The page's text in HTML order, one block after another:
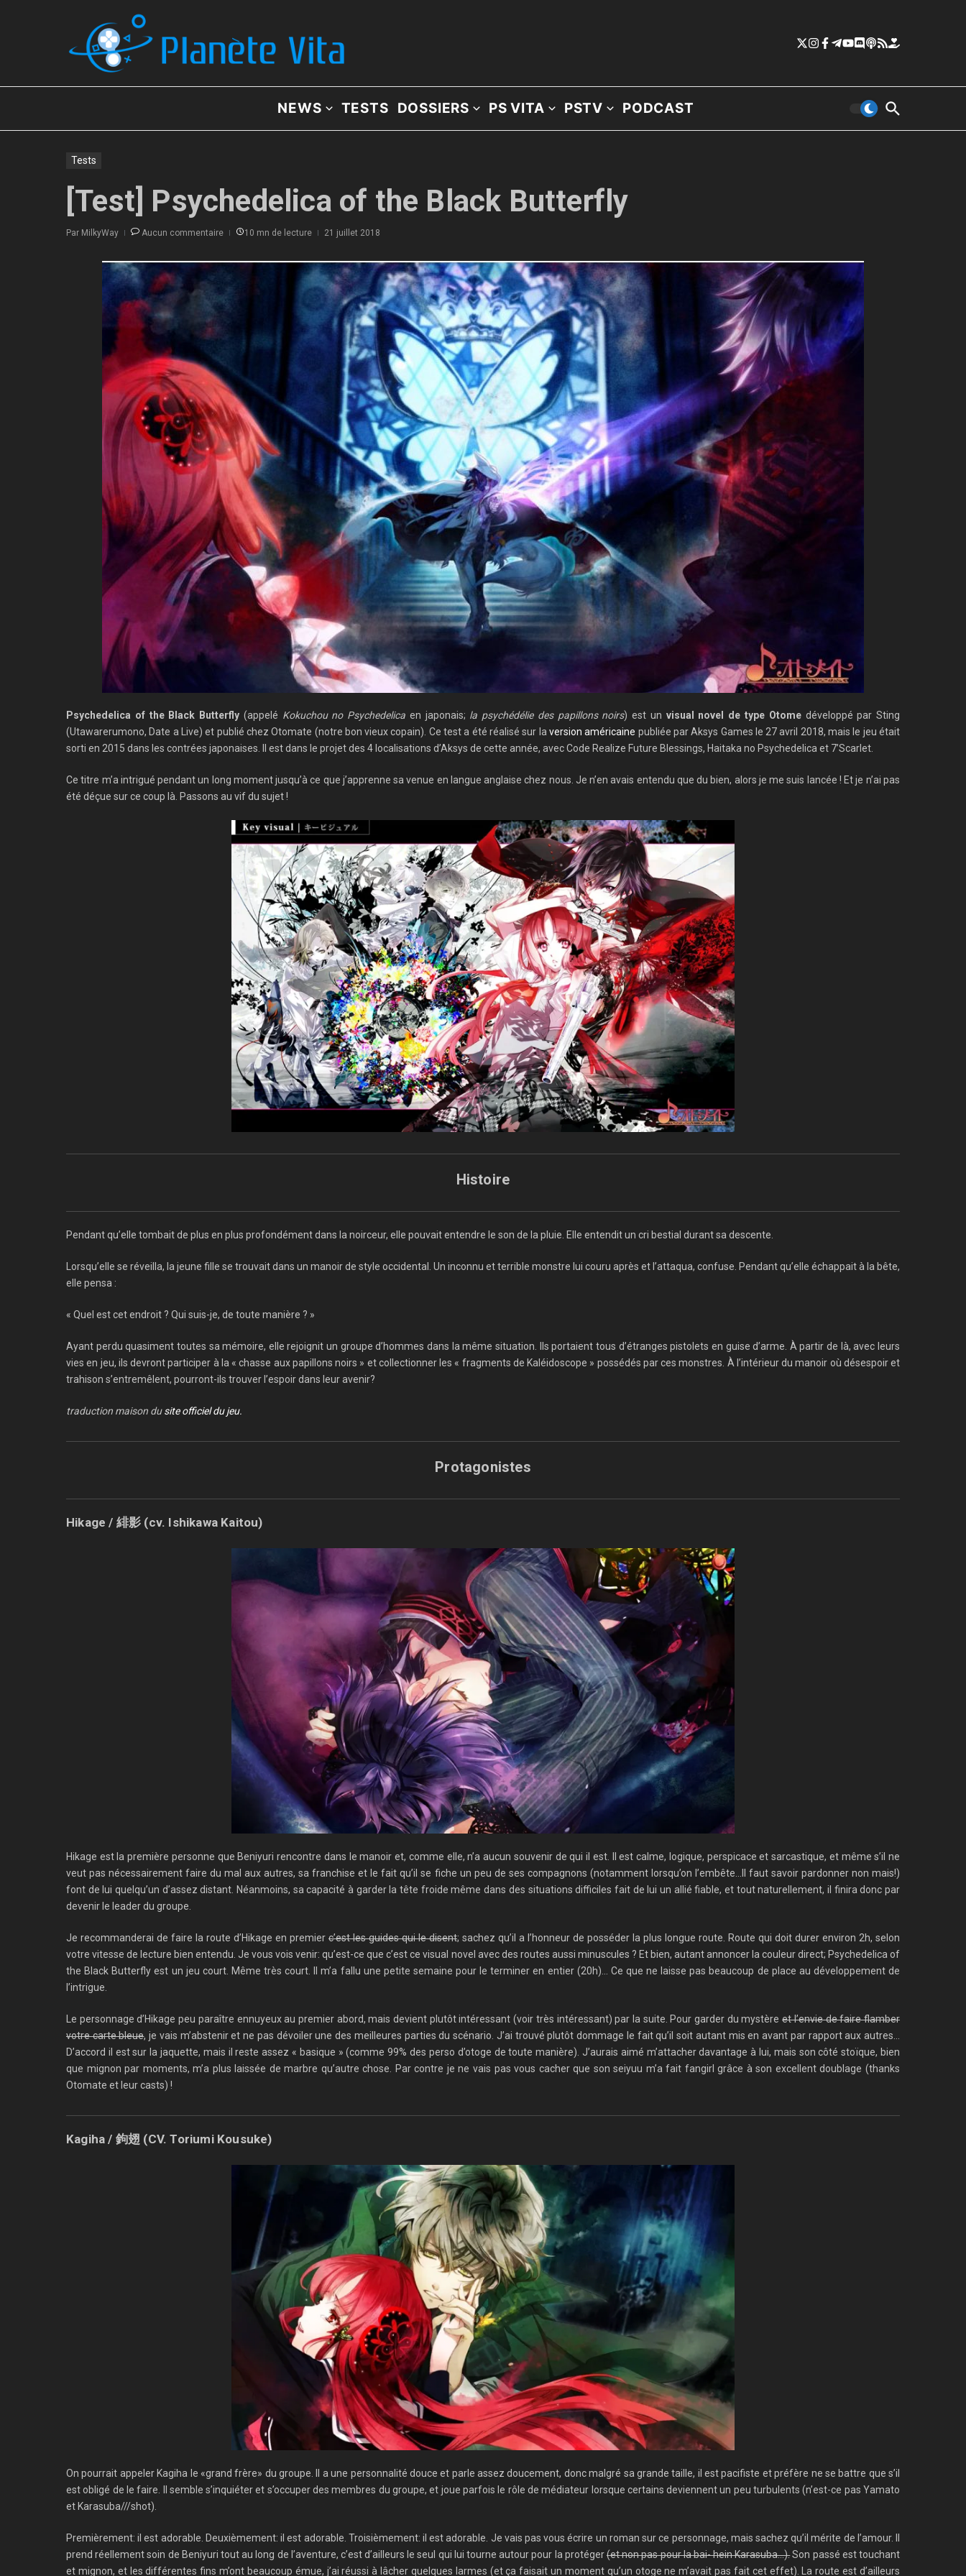
NEWS TESTS DOSSIERS PS VITA PSTV PODCAST
Tests
[Test] Psychedelica of the Black Butterfly
Par MilkyWay Aucun commentaire 10 mn de lecture 21 juillet 2018
Psychedelica of the Black Butterfly (appelé Kokuchou no Psychedelica en japonais; la psychédélie des papillons noirs) est un visual novel de type Otomedéveloppé par Sting
(Utawarerumono, Date a Live) et publié chez Otomate (notre bon vieux copain). Ce test a été réalisé sur la version américaine publiée par Aksys Games le 27 avril 2018, mais le jeu était
sorti en 2015 dans les contrées japonaises. Il est dans le projet des 4 localisations d’Aksys de cette année, avec Code Realize Future Blessings, Haitaka no Psychedelica et 7’Scarlet.
Ce titre m’a intrigué pendant un long moment jusqu’à ce que j’apprenne sa venue en langue anglaise chez nous. Je n’en avais entendu que du bien, alors je me suis lancée ! Et je n’ai pas
été déçue sur ce coup là. Passons au vif du sujet !
Histoire
Pendant qu’elle tombait de plus en plus profondément dans la noirceur, elle pouvait entendre le son de la pluie. Elle entendit un cri bestial durant sa descente.
Lorsqu’elle se réveilla, la jeune fille se trouvait dans un manoir de style occidental. Un inconnu et terrible monstre lui couru après et l’attaqua, confuse. Pendant qu’elle échappait à la bête,
elle pensa :
« Quel est cet endroit ? Qui suis-je, de toute manière ? »
Ayant perdu quasiment toutes sa mémoire, elle rejoignit un groupe d’hommes dans la même situation. Ils portaient tous d’étranges pistolets en guise d’arme. À partir de là, avec leurs
vies en jeu, ils devront participer à la « chasse aux papillons noirs » et collectionner les « fragments de Kaléidoscope » possédés par ces monstres. À l’intérieur du manoir où désespoir et
trahison s’entremêlent, pourront-ils trouver l’espoir dans leur avenir?
traduction maison dusite officiel du jeu.
Protagonistes
Hikage / 緋影 (cv. Ishikawa Kaitou)
Hikage est la première personne que Beniyuri rencontre dans le manoir et, comme elle, n’a aucun souvenir de qui il est. Il est calme, logique, perspicace et sarcastique, et même s’il ne
veut pas nécessairement faire du mal aux autres, sa franchise et le fait qu’il se fiche un peu de ses compagnons (notamment lorsqu’on l’embête…Il faut savoir pardonner non mais!)
font de lui quelqu’un d’assez distant. Néanmoins, sa capacité à garder la tête froide même dans des situations difficiles fait de lui un allié fiable, et tout naturellement, il finira donc par
devenir le leader du groupe.
Je recommanderai de faire la route d’Hikage en premier c’est les guides qui le disent; sachez qu’il a l’honneur de posséder la plus longue route. Route qui doit durer environ 2h, selon
votre vitesse de lecture bien entendu. Je vous vois venir: qu’est-ce que c’est ce visual novel avec des routes aussi minuscules ? Et bien, autant annoncer la couleur direct; Psychedelica of
the Black Butterfly est un jeu court. Même très court. Il m’a fallu une petite semaine pour le terminer en entier (20h)… Ce que ne laisse pas beaucoup de place au développement de
l’intrigue.
Le personnage d’Hikage peu paraître ennuyeux au premier abord, mais devient plutôt intéressant (voir très intéressant) par la suite. Pour garder du mystèreet l’envie de faire flamber
votre carte bleue, je vais m’abstenir et ne pas dévoiler une des meilleures parties du scénario. J’ai trouvé plutôt dommage le fait qu’il soit autant mis en avant par rapport aux autres…
D’accord il est sur la jaquette, mais il reste assez « basique » (comme 99% des perso d’otoge de toute manière). J’aurais aimé m’attacher davantage à lui, mais son côté stoïque, bien
que mignon par moments, m’a plus laissée de marbre qu’autre chose. Par contre je ne vais pas vous cacher que son seiyuu m’a fait fangirl grâce à son excellent doublage (thanks
Otomate et leur casts) !
Kagiha / 鉤翅 (CV. Toriumi Kousuke)
On pourrait appeler Kagiha le «grand frère» du groupe. Il a une personnalité douce et parle assez doucement, donc malgré sa grande taille, il est pacifiste et préfère ne se battre que s’il
est obligé de le faire. Il semble s’inquiéter et s’occuper des membres du groupe, et joue parfois le rôle de médiateur lorsque certains deviennent un peu turbulents (n’est-ce pas Yamato
et Karasuba///shot).
Premièrement: il est adorable. Deuxièmement: il est adorable. Troisièmement: il est adorable. Je vais pas vous écrire un roman sur ce personnage, mais sachez qu’il mérite de l’amour. Il
prend réellement soin de Beniyuri tout au long de l’aventure, c’est d’ailleurs le seul qui lui tourne autour pour la protéger(et non pas pour la bai- hein Karasuba…).Son passé est touchant
et mignon, et les différentes fins m’ont beaucoup émue, j’ai réussi à lâcher quelques larmes (et ça faisait un moment qu’un otoge ne m’avait pas fait cet effet). La route est d’ailleurs